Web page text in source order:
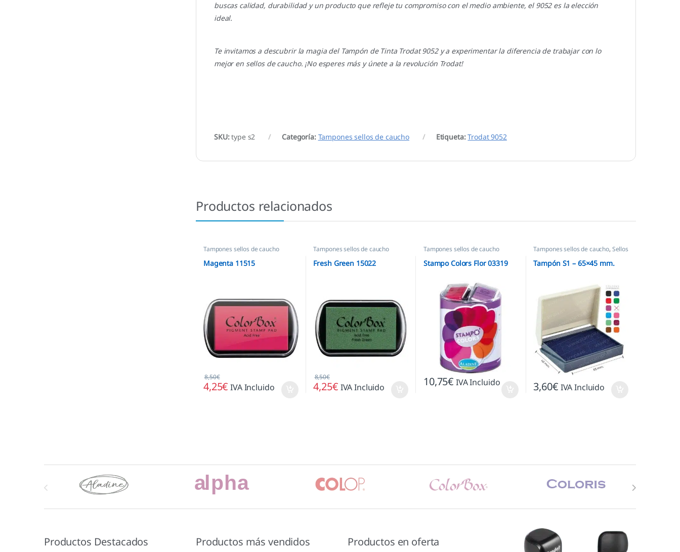
buscas calidad, durabilidad y un producto que refleje tu compromiso con el medio ambiente, el 9052 es la elección
ideal.
Te invitamos a descubrir la magia del Tampón de Tinta Trodat 9052 y a experimentar la diferencia de trabajar con lo
mejor en sellos de caucho. ¡No esperes más y únete a la revolución Trodat!
SKU:type s2 Categoría: Tampones sellos de caucho Etiqueta:Trodat 9052
Productos relacionados
Tampones sellos de caucho
Magenta 11515
4,25€
8,50€
IVA Incluido
Tampones sellos de caucho
Fresh Green 15022
4,25€
8,50€
IVA Incluido
Tampones sellos de caucho
Stampo Colors Flor 03319
10,75€ IVA Incluido
Tampones sellos de caucho, Sellos
empresas
Tampón S1 – 65×45 mm.
3,60€ IVA Incluido
Marcas De Carrusel
Productos Destacados Productos más vendidos Productos en oferta